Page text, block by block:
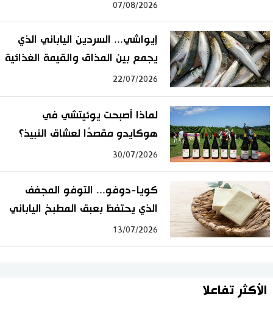
07/08/2026
إيواشي... السردين الياباني الذي
يجمع بين المذاق والقيمة الغذائية
22/07/2026
لماذا أصبحت يوئيتشي في
هوكايدو مقصدًا لعشاق النبيذ؟
30/07/2026
كويا-دوفو... التوفو المجفف
الذي يحتفظ بعبق المطبخ الياباني
13/07/2026
الأكثر تفاعلا